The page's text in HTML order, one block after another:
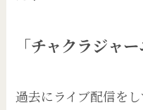
「チャクラジャ
過去にライブ配信を